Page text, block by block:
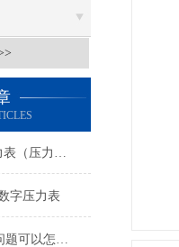
YS-100A工业数字压力表（压力变送器）
字压力表
精密数字压力表遇到问题可以怎么样处理